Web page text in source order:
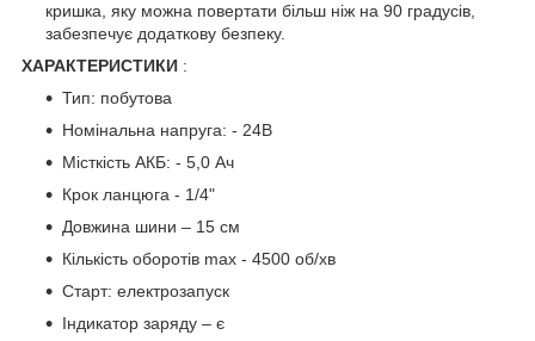
кришка, яку можна повертати більш ніж на 90 градусів,
забезпечує додаткову безпеку.
ХАРАКТЕРИСТИКИ :
Тип: побутова
Номінальна напруга: - 24В
Місткість АКБ: - 5,0 Ач
Крок ланцюга - 1/4"
Довжина шини – 15 см
Кількість оборотів max - 4500 об/хв
Старт: електрозапуск
Індикатор заряду – є